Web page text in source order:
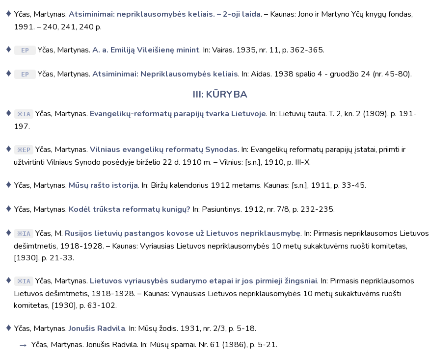
Yčas, Martynas. Atsiminimai: nepriklausomybės keliais. – 2-oji laida. – Kaunas: Jono ir Martyno Yčų knygų fondas,
1991. – 240, 241, 240 p.
EP Yčas, Martynas. A. a. Emiliją Vileišienę minint. In: Vairas. 1935, nr. 11, p. 362-365.
EP Yčas, Martynas. Atsiminimai: Nepriklausomybės keliais. In: Aidas. 1938 spalio 4 - gruodžio 24 (nr. 45-80).
III: KŪRYBA
IA Yčas, Martynas. Evangelikų-reformatų parapijų tvarka Lietuvoje. In: Lietuvių tauta. T. 2, kn. 2 (1909), p. 191-
197.
EP Yčas, Martynas. Vilniaus evangelikų reformatų Synodas. In: Evangelikų reformatų parapijų įstatai, priimti ir
užtvirtinti Vilniaus Synodo posėdyje birželio 22 d. 1910 m. – Vilnius: [s.n.], 1910, p. III-X.
Yčas, Martynas. Mūsų rašto istorija. In: Biržų kalendorius 1912 metams. Kaunas: [s.n.], 1911, p. 33-45.
Yčas, Martynas. Kodėl trūksta reformatų kunigų? In: Pasiuntinys. 1912, nr. 7/8, p. 232-235.
IA Yčas, M. Rusijos lietuvių pastangos kovose už Lietuvos nepriklausmybę. In: Pirmasis nepriklausomos Lietuvos
dešimtmetis, 1918-1928. – Kaunas: Vyriausias Lietuvos nepriklausomybės 10 metų sukaktuvėms ruošti komitetas,
[1930], p. 21-33.
IA Yčas, Martynas. Lietuvos vyriausybės sudarymo etapai ir jos pirmieji žingsniai. In: Pirmasis nepriklausomos
Lietuvos dešimtmetis, 1918-1928. – Kaunas: Vyriausias Lietuvos nepriklausomybės 10 metų sukaktuvėms ruošti
komitetas, [1930], p. 63-102.
Yčas, Martynas.Jonušis Radvila. In: Mūsų žodis. 1931, nr. 2/3, p. 5-18.
Yčas, Martynas. Jonušis Radvila. In: Mūsų sparnai. Nr. 61 (1986), p. 5-21.